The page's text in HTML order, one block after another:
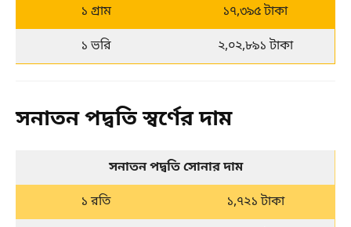
১ গ্রাম
১৭,৩৯৫ টাকা
১ ভরি
২,০২,৮৯১ টাকা
সনাতন পদ্বতি স্বর্ণের দাম
সনাতন পদ্বতি সোনার দাম
১ রতি
১,৭২১ টাকা